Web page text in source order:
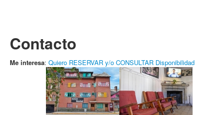
Contacto
Me interesa: Quiero RESERVAR y/o CONSULTAR Disponibilidad